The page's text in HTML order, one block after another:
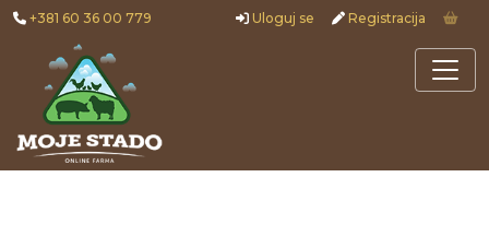
+381 60 36 00 779 Uloguj se Registracija